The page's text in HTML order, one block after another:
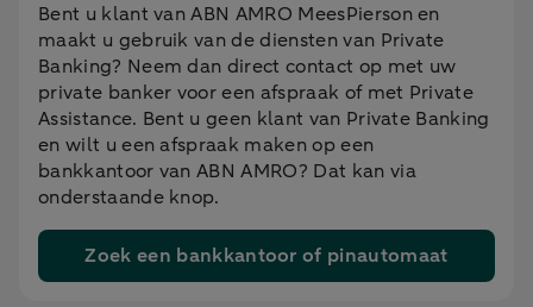
Bent u klant van ABN AMRO MeesPierson en
maakt u gebruik van de diensten van Private
Banking? Neem dan direct contact op met uw
private banker voor een afspraak of met Private
Assistance. Bent u geen klant van Private Banking
en wilt u een afspraak maken op een
bankkantoor van ABN AMRO? Dat kan via
onderstaande knop.
Zoek een bankkantoor of pinautomaat